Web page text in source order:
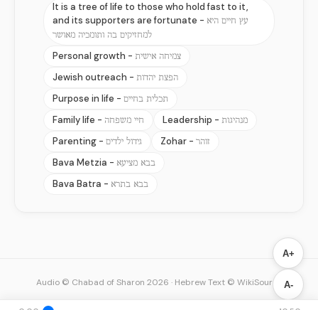
It is a tree of life to those who hold fast to it,
and its supporters are fortunate - עץ חיים היא
למחזיקים בה ותומכיה מאושר
Personal growth - צמיחה אישית
Jewish outreach - הפצת יהדות
Purpose in life - תכלית בחיים
Family life - חיי משפחה Leadership - מנהיגות
Parenting - גידול ילדים Zohar - זוהר
Bava Metzia - בבא מציעא
Bava Batra - בבא בתרא
A+
A-
Audio © Chabad of Sharon 2026 · Hebrew Text © WikiSource